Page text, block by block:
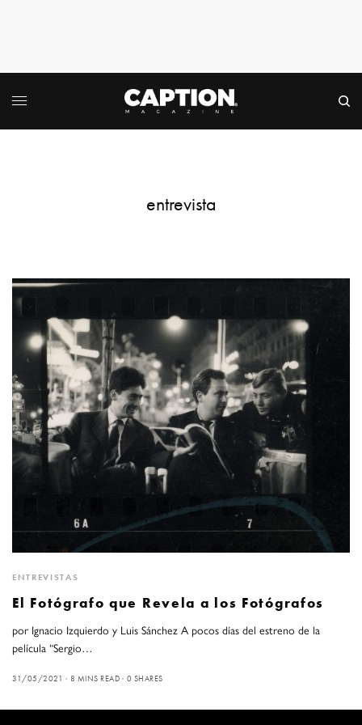
entrevista
ENTREVISTAS
El Fotógrafo que Revela a los Fotógrafos
por Ignacio Izquierdo y Luis Sánchez A pocos días del estreno de la
película “Sergio…
31/05/2021 8 MINS READ 0 SHARES